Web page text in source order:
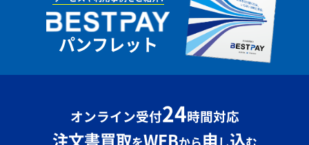
パンフレット
オンライン受付24時間対応
注文書買取 WEB 申 込